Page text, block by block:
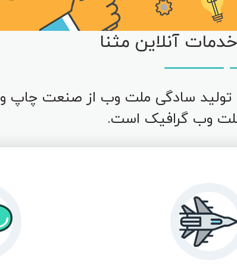
آنلاین مثنا
سادگی ملت وب از صنعت چاپ و
وب گرافیک است.